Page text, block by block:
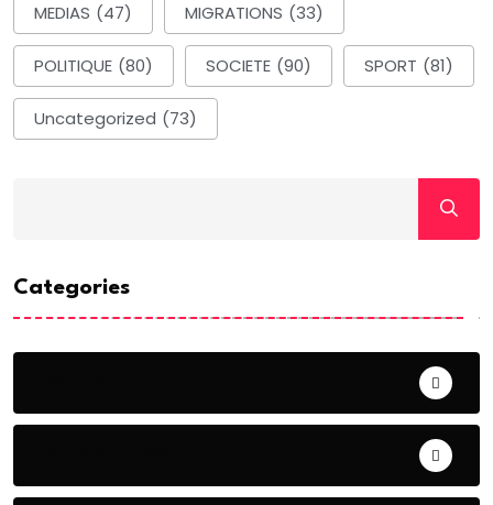
MEDIAS (47) MIGRATIONS (33)
POLITIQUE (80) SOCIETE (90) SPORT (81)
Uncategorized (73)
Categories